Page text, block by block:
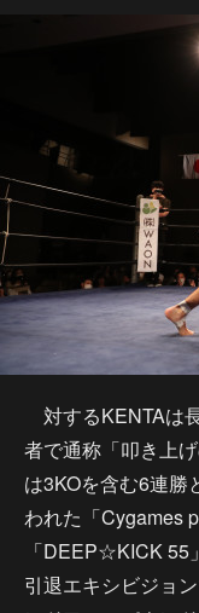
対するKENTAは
者で通称「叩き上
は3KOを含む6連勝
われた「Cygames
「DEEP☆KICK
引退エキシビジョ